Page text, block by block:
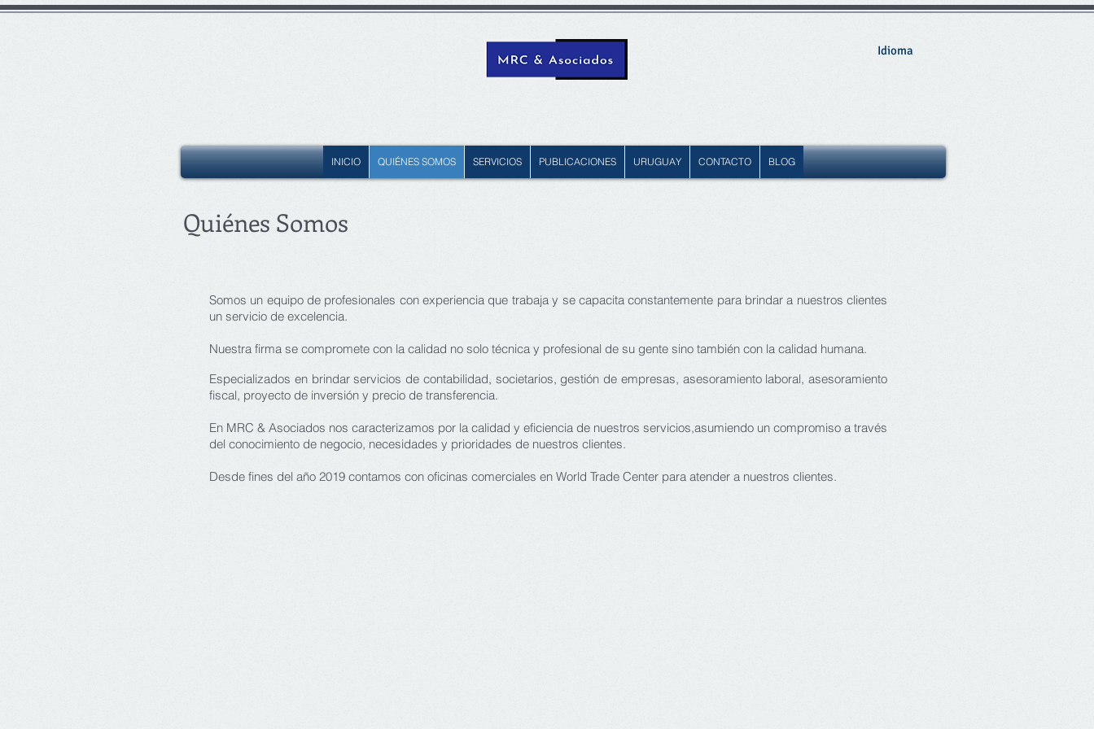
Idioma
INICIO QUIÉNES SOMOS SERVICIOS PUBLICACIONES URUGUAY CONTACTO BLOG
Quiénes Somos
Somos un equipo de profesionales con experiencia que trabaja y se capacita constantemente para brindar a nuestros clientes
un servicio de excelencia.
Nuestra firma se compromete con la calidad no solo técnica y profesional de su gente sino también con la calidad humana.
Especializados en brindar servicios de contabilidad, societarios, gestión de empresas, asesoramiento laboral, asesoramiento
fiscal, proyecto de inversión y precio de transferencia.
En MRC & Asociados nos caracterizamos por la calidad y eficiencia de nuestros servicios,asumiendo un compromiso a través
del conocimiento de negocio, necesidades y prioridades de nuestros clientes.
Desde fines del año 2019 contamos con oficinas comerciales en World Trade Center para atender a nuestros clientes.